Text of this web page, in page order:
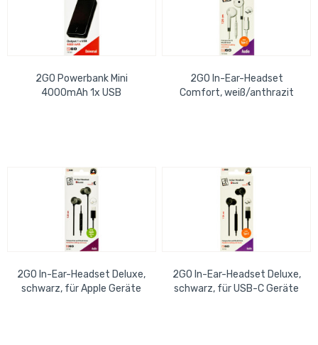
2GO Powerbank Mini
4000mAh 1x USB
2GO In-Ear-Headset
Comfort, weiß/anthrazit
2GO In-Ear-Headset Deluxe,
schwarz, für Apple Geräte
2GO In-Ear-Headset Deluxe,
schwarz, für USB-C Geräte